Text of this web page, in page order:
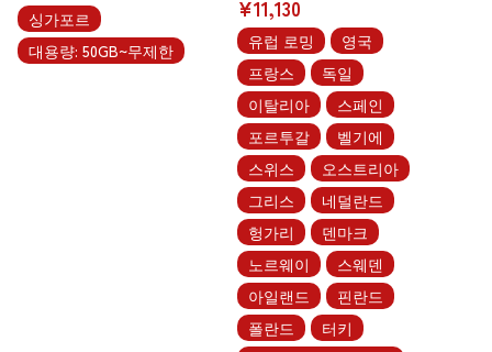
싱가포르
대용량: 50GB~무제한
¥11,130
유럽 로밍
영국
프랑스
독일
이탈리아
스페인
포르투갈
벨기에
스위스
오스트리아
그리스
네덜란드
헝가리
덴마크
노르웨이
스웨덴
아일랜드
핀란드
폴란드
터키